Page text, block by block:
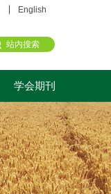
English
学会期刊